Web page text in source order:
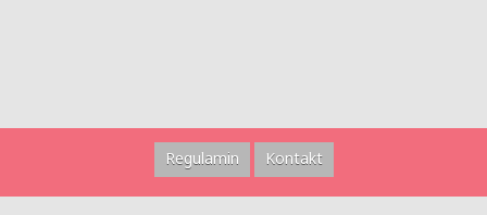
Regulamin Kontakt